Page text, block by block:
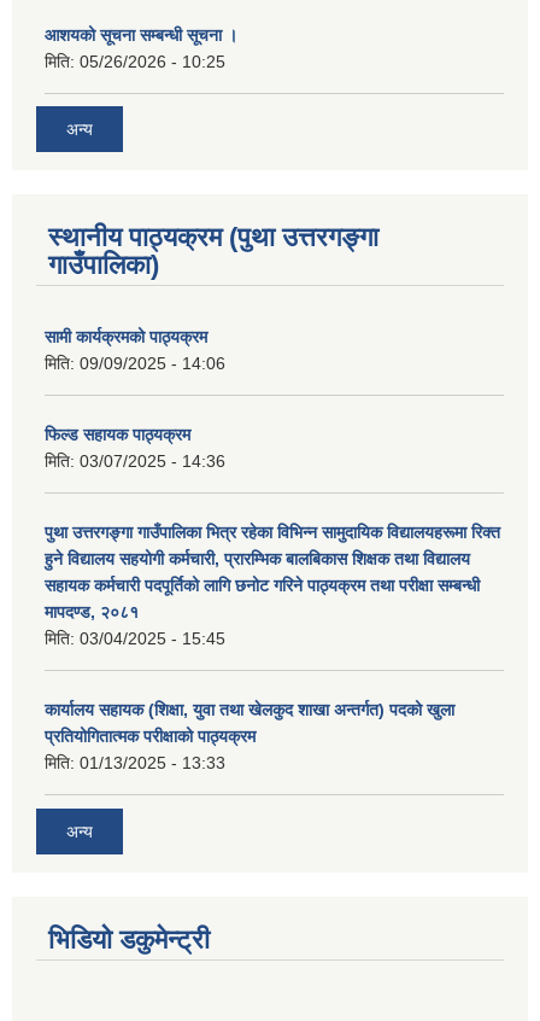
आशयको सूचना सम्बन्धी सूचना ।
मिति: 05/26/2026 - 10:25
अन्य
स्थानीय पाठ्यक्रम (पुथा उत्तरगङ्गा
गाउँपालिका)
सामी कार्यक्रमको पाठ्यक्रम
मिति: 09/09/2025 - 14:06
फिल्ड सहायक पाठ्यक्रम
मिति: 03/07/2025 - 14:36
पुथा उत्तरगङ्गा गाउँपालिका भित्र रहेका विभिन्न सामुदायिक विद्यालयहरूमा रिक्त
हुने विद्यालय सहयोगी कर्मचारी, प्रारम्भिक बालबिकास शिक्षक तथा विद्यालय
सहायक कर्मचारी पदपूर्तिको लागि छनोट गरिने पाठ्यक्रम तथा परीक्षा सम्बन्धी
मापदण्ड, २०८१
मिति: 03/04/2025 - 15:45
कार्यालय सहायक (शिक्षा, युवा तथा खेलकुद शाखा अन्तर्गत) पदको खुला
प्रतियोगितात्मक परीक्षाको पाठ्यक्रम
मिति: 01/13/2025 - 13:33
अन्य
भिडियो डकुमेन्ट्री